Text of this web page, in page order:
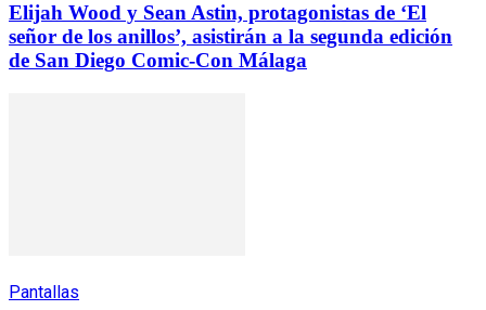
Elijah Wood y Sean Astin, protagonistas de ‘El
señor de los anillos’, asistirán a la segunda edición
de San Diego Comic-Con Málaga
Pantallas